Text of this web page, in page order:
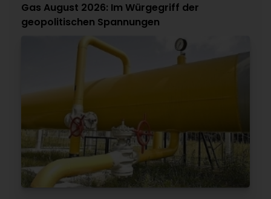
Gas August 2026: Im Würgegriff der
geopolitischen Spannungen